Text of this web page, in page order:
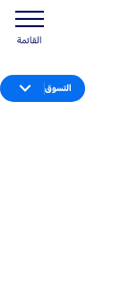
القائمة
التسوق